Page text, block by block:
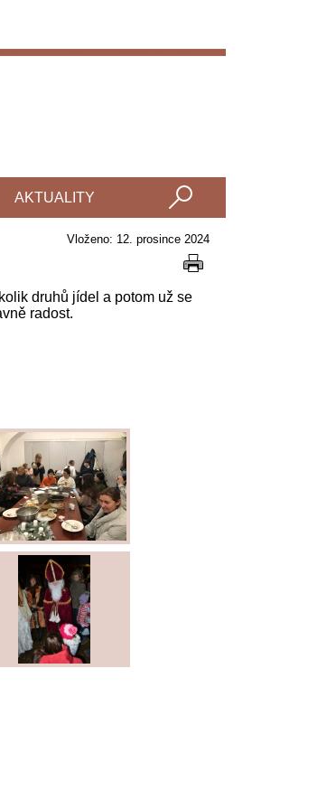
AKTUALITY
Vloženo: 12. prosince 2024
druhů jídel a potom už se
radost.